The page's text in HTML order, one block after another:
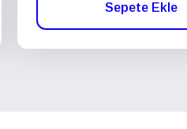
Sepete Ekle